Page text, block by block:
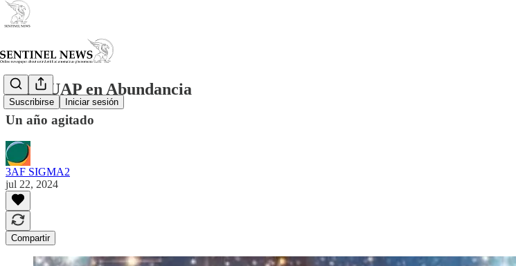
Suscribirse Iniciar sesión
2023: UAP en Abundancia
Un año agitado
3AF SIGMA2
jul 22, 2024
Compartir